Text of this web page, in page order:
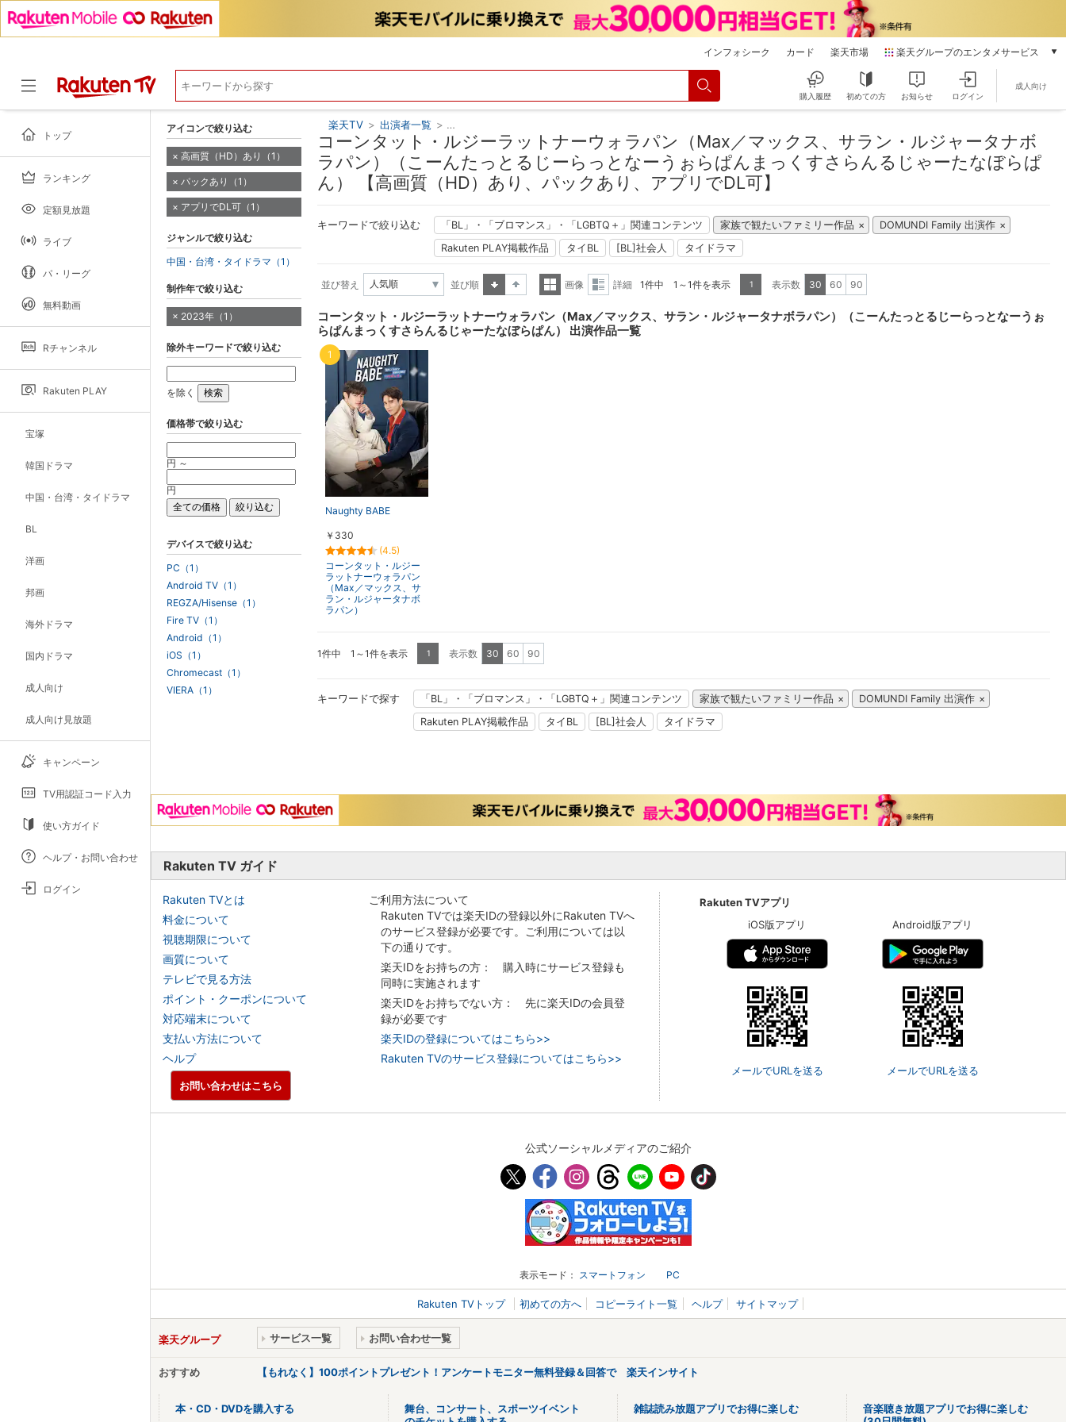
インフォシーク カード 楽天市場 楽天グループのエンタメサービス
本/ゲーム/CD/DVD
電子書籍
楽天Kobo
音楽配信
動画配信
Rチャンネル
購入履歴 初めての方 お知らせ ログイン
成人向け
トップ
ランキング
定額見放題
ライブ
パ・リーグ
無料動画
Rチャンネル
Rakuten PLAY
宝塚
韓国ドラマ
中国・台湾・タイドラマ
BL
洋画
邦画
海外ドラマ
国内ドラマ
成人向け
成人向け見放題
キャンペーン
TV用認証コード入力
使い方ガイド
ヘルプ・お問い合わせ
ログイン
楽天TV > 出演者一覧 > コーンタット・ルジーラットナーウォラパン（Max／マックス、サラン・ルジャータナボラパン）（こーんたっとるじーらっとなー
コーンタット・ルジーラットナーウォラパン（Max／マックス、サラン・ルジャータナボ
ラパン）（こーんたっとるじーらっとなーうぉらぱんまっくすさらんるじゃーたなぼらぱ
ん） 【高画質（HD）あり、パックあり、アプリでDL可】
キーワードで絞り込む 「BL」・「ブロマンス」・「LGBTQ＋」関連コンテンツ 家族で観たいファミリー作品
DOMUNDI Family 出演作
Rakuten PLAY掲載作品
タイBL [BL]社会人 タイドラマ
並び替え
並び順
表示
画像
表示
詳細 1件中 1～1件を表示 1 表示数 30 60 90
コーンタット・ルジーラットナーウォラパン（Max／マックス、サラン・ルジャータナボラパン）（こーんたっとるじーらっとなーうぉ
らぱんまっくすさらんるじゃーたなぼらぱん） 出演作品一覧
Naughty BABE
￥330
(4.5)
コーンタット・ルジー
ラットナーウォラパン
（Max／マックス、サ
ラン・ルジャータナボ
ラパン）
1
1件中 1～1件を表示 1 表示数 30 60 90
キーワードで探す 「BL」・「ブロマンス」・「LGBTQ＋」関連コンテンツ 家族で観たいファミリー作品
DOMUNDI Family 出演作
Rakuten PLAY掲載作品
タイBL [BL]社会人 タイドラマ
アイコンで絞り込む
高画質（HD）あり（1）
パックあり（1）
アプリでDL可（1）
ジャンルで絞り込む
中国・台湾・タイドラマ（1）
制作年で絞り込む
2023年（1）
除外キーワードで絞り込む
を除く
価格帯で絞り込む
円 ～
円
デバイスで絞り込む
PC（1）
Android TV（1）
REGZA/Hisense（1）
Fire TV（1）
Android（1）
iOS（1）
Chromecast（1）
VIERA（1）
Rakuten TV ガイド
Rakuten TVとは
料金について
視聴期限について
画質について
テレビで見る方法
ポイント・クーポンについて
対応端末について
支払い方法について
ヘルプ
ご利用方法について
Rakuten TVでは楽天IDの登録以外にRakuten TVへ
のサービス登録が必要です。ご利用については以
下の通りです。
楽天IDをお持ちの方： 購入時にサービス登録も
同時に実施されます
楽天IDをお持ちでない方： 先に楽天IDの会員登
録が必要です
楽天IDの登録についてはこちら>>
Rakuten TVのサービス登録についてはこちら>>
Rakuten TVアプリ
iOS版アプリ
メールでURLを送る
Android版アプリ
メールでURLを送る
お問い合わせはこちら
公式ソーシャルメディアのご紹介
表示モード： スマートフォン PC
Rakuten TVトップ 初めての方へ コピーライト一覧 ヘルプ サイトマップ
楽天グループ サービス一覧 お問い合わせ一覧
おすすめ 【もれなく】100ポイントプレゼント！アンケートモニター無料登録＆回答で 楽天インサイト
本・CD・DVDを購入する
舞台、コンサート、スポーツイベント
雑誌読み放題アプリでお得に楽しむ
音楽聴き放題アプリでお得に楽しむ